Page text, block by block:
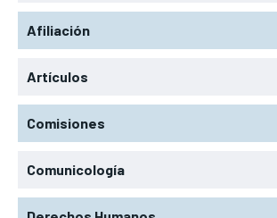
Afiliación
Artículos
Comisiones
Comunicología